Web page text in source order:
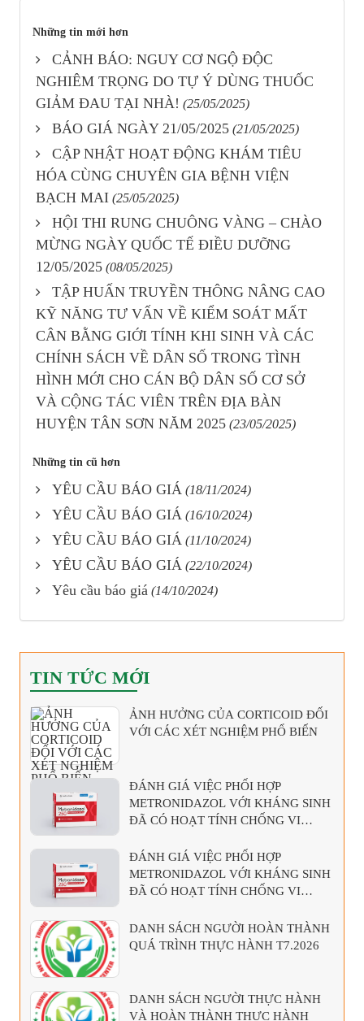
Những tin mới hơn
CẢNH BÁO: NGUY CƠ NGỘ ĐỘC
NGHIÊM TRỌNG DO TỰ Ý DÙNG THUỐC
GIẢM ĐAU TẠI NHÀ! (25/05/2025)
BÁO GIÁ NGÀY 21/05/2025 (21/05/2025)
CẬP NHẬT HOẠT ĐỘNG KHÁM TIÊU
HÓA CÙNG CHUYÊN GIA BỆNH VIỆN
BẠCH MAI (25/05/2025)
HỘI THI RUNG CHUÔNG VÀNG – CHÀO
MỪNG NGÀY QUỐC TẾ ĐIỀU DƯỠNG
12/05/2025 (08/05/2025)
TẬP HUẤN TRUYỀN THÔNG NÂNG CAO
KỸ NĂNG TƯ VẤN VỀ KIỂM SOÁT MẤT
CÂN BẰNG GIỚI TÍNH KHI SINH VÀ CÁC
CHÍNH SÁCH VỀ DÂN SỐ TRONG TÌNH
HÌNH MỚI CHO CÁN BỘ DÂN SỐ CƠ SỞ
VÀ CỘNG TÁC VIÊN TRÊN ĐỊA BÀN
HUYỆN TÂN SƠN NĂM 2025 (23/05/2025)
Những tin cũ hơn
YÊU CẦU BÁO GIÁ (18/11/2024)
YÊU CẦU BÁO GIÁ (16/10/2024)
YÊU CẦU BÁO GIÁ (11/10/2024)
YÊU CẦU BÁO GIÁ (22/10/2024)
Yêu cầu báo giá (14/10/2024)
TIN TỨC MỚI
ẢNH HƯỞNG CỦA CORTICOID ĐỐI
VỚI CÁC XÉT NGHIỆM PHỔ BIẾN
ĐÁNH GIÁ VIỆC PHỐI HỢP
METRONIDAZOL VỚI KHÁNG SINH
ĐÃ CÓ HOẠT TÍNH CHỐNG VI
ĐÁNH GIÁ VIỆC PHỐI HỢP
METRONIDAZOL VỚI KHÁNG SINH
ĐÃ CÓ HOẠT TÍNH CHỐNG VI
DANH SÁCH NGƯỜI HOÀN THÀNH
QUÁ TRÌNH THỰC HÀNH T7.2026
DANH SÁCH NGƯỜI THỰC HÀNH
VÀ HOÀN THÀNH THỰC HÀNH